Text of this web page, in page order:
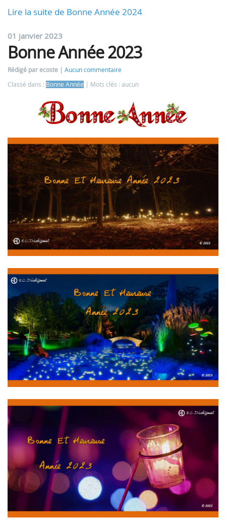
Lire la suite de Bonne Année 2024
01 janvier 2023
Bonne Année 2023
Rédigé par ecoste
Aucun commentaire
Classé dans : Bonne Année Mots clés : aucun